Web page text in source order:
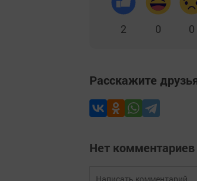
2 0 0
Расскажите
Нет комментариев